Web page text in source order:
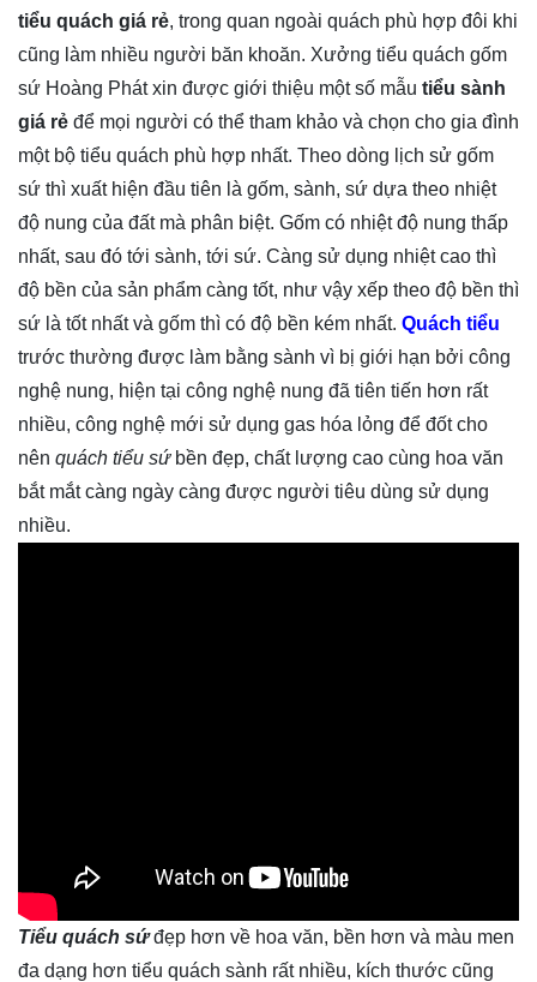
tiểu quách giá rẻ, trong quan ngoài quách phù hợp đôi khi
cũng làm nhiều người băn khoăn. Xưởng tiểu quách gốm
sứ Hoàng Phát xin được giới thiệu một số mẫu tiểu sành
giá rẻ để mọi người có thể tham khảo và chọn cho gia đình
một bộ tiểu quách phù hợp nhất. Theo dòng lịch sử gốm
sứ thì xuất hiện đầu tiên là gốm, sành, sứ dựa theo nhiệt
độ nung của đất mà phân biệt. Gốm có nhiệt độ nung thấp
nhất, sau đó tới sành, tới sứ. Càng sử dụng nhiệt cao thì
độ bền của sản phẩm càng tốt, như vậy xếp theo độ bền thì
sứ là tốt nhất và gốm thì có độ bền kém nhất. Quách tiểu
trước thường được làm bằng sành vì bị giới hạn bởi công
nghệ nung, hiện tại công nghệ nung đã tiên tiến hơn rất
nhiều, công nghệ mới sử dụng gas hóa lỏng để đốt cho
nên quách tiểu sứbền đẹp, chất lượng cao cùng hoa văn
bắt mắt càng ngày càng được người tiêu dùng sử dụng
nhiều.
Tiểu quách sứđẹp hơn về hoa văn, bền hơn và màu men
đa dạng hơn tiểu quách sành rất nhiều, kích thước cũng